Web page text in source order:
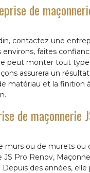
de
contactez une
faites
peut monter tout
assurera un
matériau et la finition
de maçonnerie
ou de murets ou
Pro Renov,
des années,